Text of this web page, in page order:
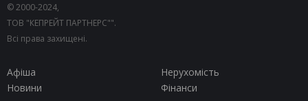
© 2000-2024,
ТОВ "КЕПРЕЙТ ПАРТНЕРС"".
Всі права захищені.
Афіша
Нерухомість
Новини
Фінанси